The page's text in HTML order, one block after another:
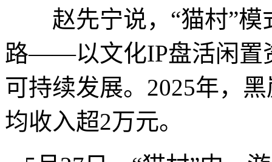
赵先宁说，“猫村”模
路——以文化IP盘活闲置
可持续发展。2025年，
均收入超2万元。